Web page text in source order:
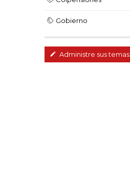
Gobierno
Administre sus temas